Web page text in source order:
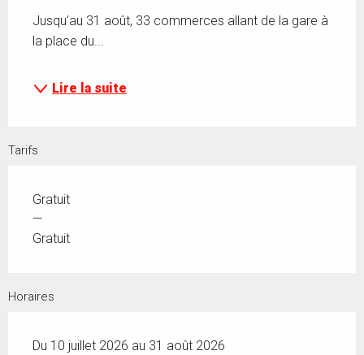
Jusqu’au 31 août, 33 commerces allant de la gare à
la place du...
Lire la suite
Tarifs
Gratuit
—
Gratuit
Horaires
Du 10 juillet 2026 au 31 août 2026